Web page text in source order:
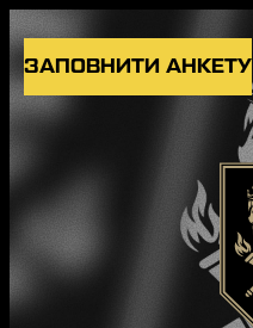
Skip to content
ЗАПОВНИТИ АНКЕТУ
ПІДРОЗДІЛИ
БЛОГ